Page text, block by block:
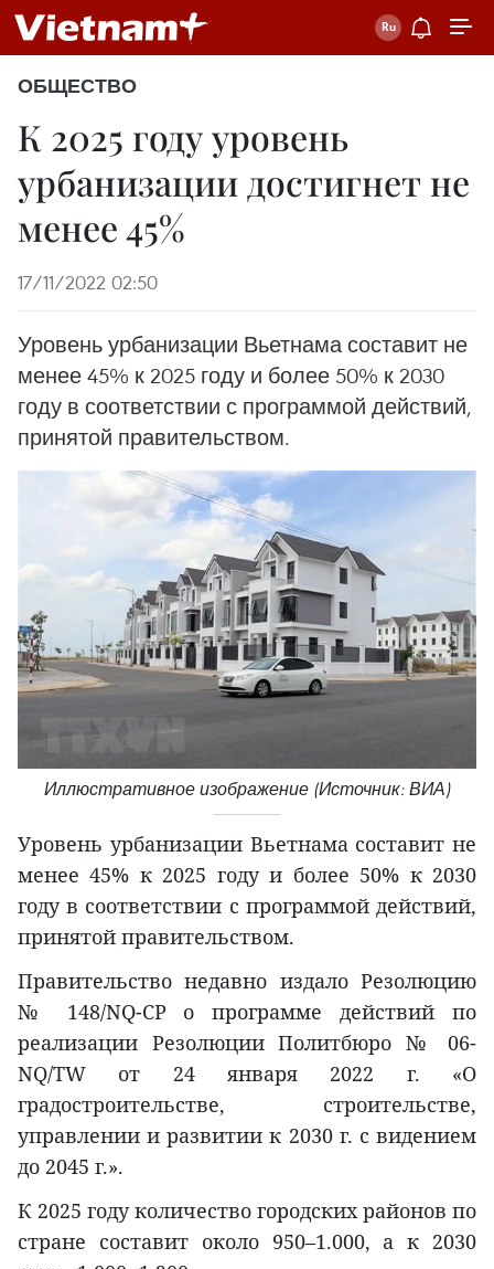
ОБЩЕСТВО
К 2025 году уровень
урбанизации достигнет не
менее 45%
17/11/2022 02:50
Уровень урбанизации Вьетнама составит не
менее 45% к 2025 году и более 50% к 2030
году в соответствии с программой действий,
принятой правительством.
Иллюстративное изображение (Источник: ВИА)
Уровень урбанизации Вьетнама составит не
менее 45% к 2025 году и более 50% к 2030
году в соответствии с программой действий,
принятой правительством.
Правительство недавно издало Резолюцию
№ 148/NQ-CP о программе действий по
реализации Резолюции Политбюро № 06-
NQ/TW от 24 января 2022 г. «О
градостроительстве, строительстве,
управлении и развитии к 2030 г. с видением
до 2045 г.».
К 2025 году количество городских районов по
стране составит около 950–1.000, а к 2030